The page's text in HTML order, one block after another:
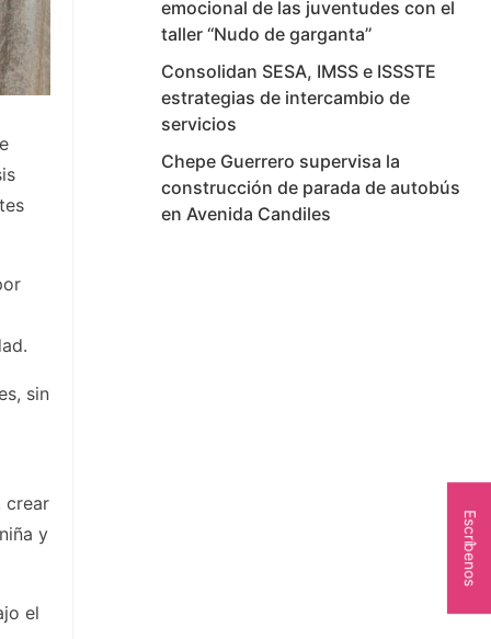
sin
crear
y
el
emocional de las juventudes con el
taller ‘‘Nudo de garganta’’
Consolidan SESA, IMSS e ISSSTE
estrategias de intercambio de
servicios
Chepe Guerrero supervisa la
construcción de parada de autobús
en Avenida Candiles
Escríbenos